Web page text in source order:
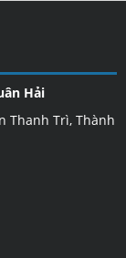
Hải
Thanh Trì, Thành